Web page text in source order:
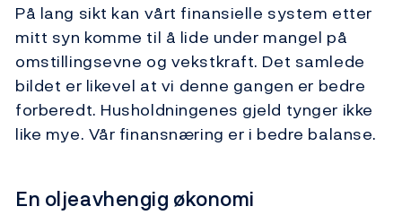
På lang sikt kan vårt finansielle system etter
mitt syn komme til å lide under mangel på
omstillingsevne og vekstkraft. Det samlede
bildet er likevel at vi denne gangen er bedre
forberedt. Husholdningenes gjeld tynger ikke
like mye. Vår finansnæring er i bedre balanse.
En oljeavhengig økonomi